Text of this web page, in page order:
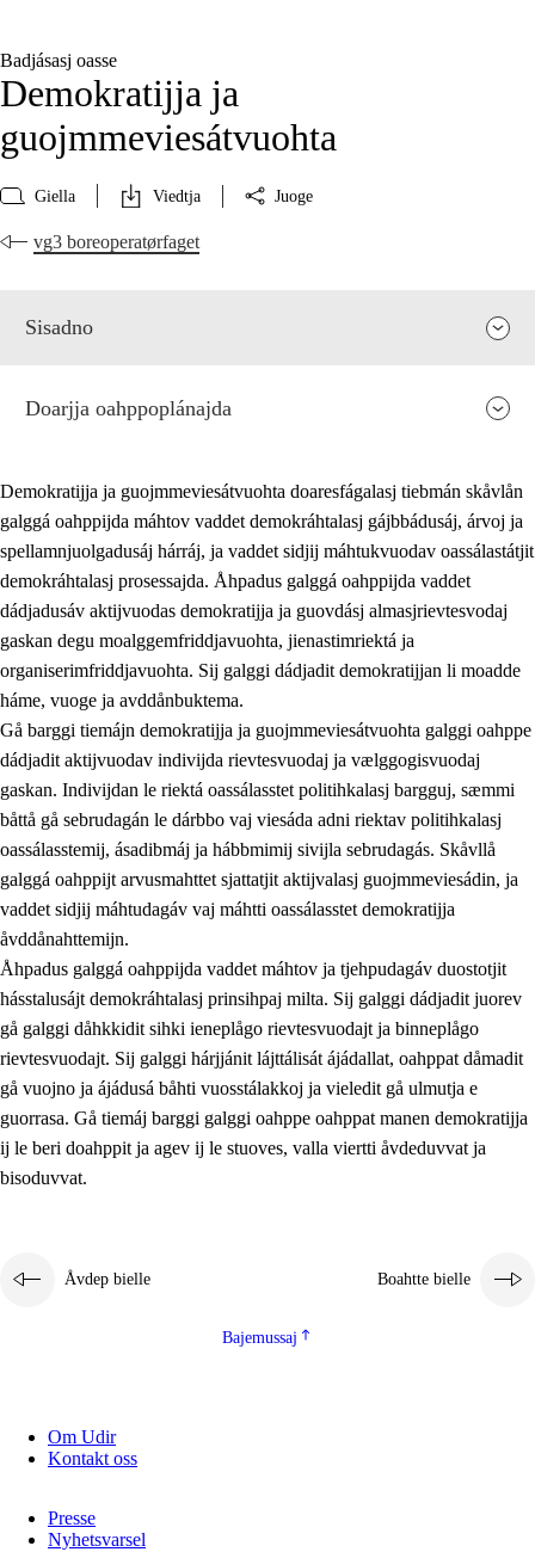
Badjásasj oasse
Demokratijja ja
guojmmeviesátvuohta
Giella Viedtja Juoge
vg3 boreoperatørfaget
Sisadno
2. Prinsihpa oahppama, åvddånahttema ja ávddama hárráj
2.1 Sosiála oahppam ja åvddånibme
2.2 Máhtudahka fágáj hárráj
2.3 Vuodulasj tjehpudagá
2.4 Oahppat oahppat
Doaresfágalasj tiemá
2.5 Doaresfágalasj tiemá
2.5.1 Álmmukvarresvuohta ja iellemrijbadibme
2.5.2 Demokratijja ja guojmmeviesátvuohta
2.5.3 Guoddelis åvddånibme
Doarjja oahppoplánajda
Demokratijja ja guojmmeviesátvuohta doaresfágalasj tiebmán skåvlån
galggá oahppijda máhtov vaddet demokráhtalasj gájbbádusáj, árvoj ja
spellamnjuolgadusáj hárráj, ja vaddet sidjij máhtukvuodav oassálastátjit
demokráhtalasj prosessajda. Åhpadus galggá oahppijda vaddet
dádjadusáv aktijvuodas demokratijja ja guovdásj almasjrievtesvodaj
gaskan degu moalggemfriddjavuohta, jienastimriektá ja
organiserimfriddjavuohta. Sij galggi dádjadit demokratijjan li moadde
háme, vuoge ja avddånbuktema.
Gå barggi tiemájn demokratijja ja guojmmeviesátvuohta galggi oahppe
dádjadit aktijvuodav indivijda rievtesvuodaj ja vælggogisvuodaj
gaskan. Indivijdan le riektá oassálasstet politihkalasj bargguj, sæmmi
båttå gå sebrudagán le dárbbo vaj viesáda adni riektav politihkalasj
oassálasstemij, ásadibmáj ja hábbmimij sivijla sebrudagás. Skåvllå
galggá oahppijt arvusmahttet sjattatjit aktijvalasj guojmmeviesádin, ja
vaddet sidjij máhtudagáv vaj máhtti oassálasstet demokratijja
åvddånahttemijn.
Åhpadus galggá oahppijda vaddet máhtov ja tjehpudagáv duostotjit
hásstalusájt demokráhtalasj prinsihpaj milta. Sij galggi dádjadit juorev
gå galggi dåhkkidit sihki ieneplågo rievtesvuodajt ja binneplågo
rievtesvuodajt. Sij galggi hárjjánit lájttálisát ájádallat, oahppat dåmadit
gå vuojno ja ájádusá båhti vuosstálakkoj ja vieledit gå ulmutja e
guorrasa. Gå tiemáj barggi galggi oahppe oahppat manen demokratijja
ij le beri doahppit ja agev ij le stuoves, valla viertti åvdeduvvat ja
bisoduvvat.
Åvdep bielle Boahtte bielle
Bajemussaj
Om Udir
Kontakt oss
Presse
Nyhetsvarsel